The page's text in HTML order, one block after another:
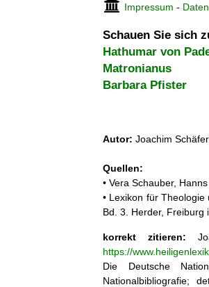
Impressum -
Schauen Sie sich
Hathumar von
Matronianus
Barbara Pfister
Autor: Joachim
Quellen:
• Vera Schauber,
• Lexikon für
Bd. 3. Herder, Freiburg
korrekt zitieren:
https://
Die Deutsche
Nationalbibliografie;